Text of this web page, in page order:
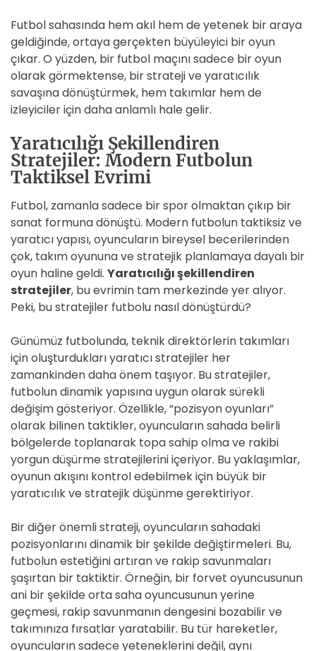
Futbol sahasında hem akıl hem de yetenek bir araya
geldiğinde, ortaya gerçekten büyüleyici bir oyun
çıkar. O yüzden, bir futbol maçını sadece bir oyun
olarak görmektense, bir strateji ve yaratıcılık
savaşına dönüştürmek, hem takımlar hem de
izleyiciler için daha anlamlı hale gelir.
Yaratıcılığı Şekillendiren
Stratejiler: Modern Futbolun
Taktiksel Evrimi
Futbol, zamanla sadece bir spor olmaktan çıkıp bir
sanat formuna dönüştü. Modern futbolun taktiksiz ve
yaratıcı yapısı, oyuncuların bireysel becerilerinden
çok, takım oyununa ve stratejik planlamaya dayalı bir
oyun haline geldi. Yaratıcılığı şekillendiren
stratejiler, bu evrimin tam merkezinde yer alıyor.
Peki, bu stratejiler futbolu nasıl dönüştürdü?
Günümüz futbolunda, teknik direktörlerin takımları
için oluşturdukları yaratıcı stratejiler her
zamankinden daha önem taşıyor. Bu stratejiler,
futbolun dinamik yapısına uygun olarak sürekli
değişim gösteriyor. Özellikle, “pozisyon oyunları”
olarak bilinen taktikler, oyuncuların sahada belirli
bölgelerde toplanarak topa sahip olma ve rakibi
yorgun düşürme stratejilerini içeriyor. Bu yaklaşımlar,
oyunun akışını kontrol edebilmek için büyük bir
yaratıcılık ve stratejik düşünme gerektiriyor.
Bir diğer önemli strateji, oyuncuların sahadaki
pozisyonlarını dinamik bir şekilde değiştirmeleri. Bu,
futbolun estetiğini artıran ve rakip savunmaları
şaşırtan bir taktiktir. Örneğin, bir forvet oyuncusunun
ani bir şekilde orta saha oyuncusunun yerine
geçmesi, rakip savunmanın dengesini bozabilir ve
takımınıza fırsatlar yaratabilir. Bu tür hareketler,
oyuncuların sadece yeteneklerini değil, aynı